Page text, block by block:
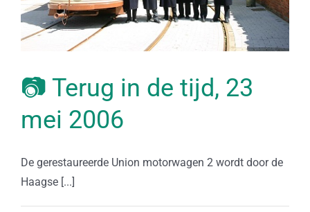
📷 Terug in de tijd, 23
mei 2006
De gerestaureerde Union motorwagen 2 wordt door de
Haagse [...]